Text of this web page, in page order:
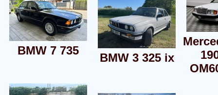
BMW 7 735
BMW 3 325 ix